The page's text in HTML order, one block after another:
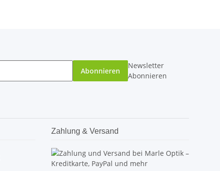
Abonnieren
Newsletter
Abonnieren
Zahlung & Versand